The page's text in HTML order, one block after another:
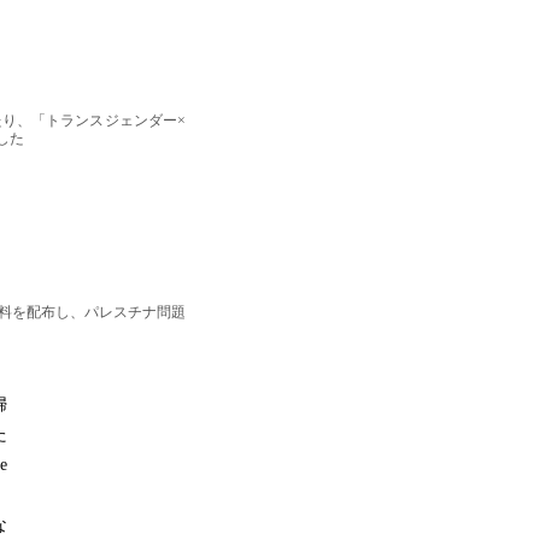
、「トランスジェンダー×
た
を配布し、パレスチナ問題